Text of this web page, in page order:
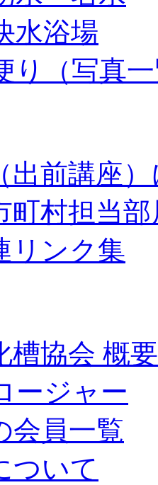
水浴場
り（写真
出前講座
町村担当部
リンク集
槽協会 概要
ージャー
会員一覧
ついて